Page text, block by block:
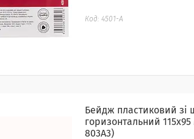
4501-А
Бейдж пластиковий зі
горизонтальний 115х95
803A3)